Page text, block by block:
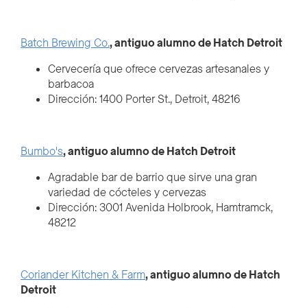
Batch Brewing Co., antiguo alumno de Hatch Detroit
Cervecería que ofrece cervezas artesanales y
barbacoa
Dirección: 1400 Porter St., Detroit, 48216
Bumbo's, antiguo alumno de Hatch Detroit
Agradable bar de barrio que sirve una gran
variedad de cócteles y cervezas
Dirección: 3001 Avenida Holbrook, Hamtramck,
48212
Coriander Kitchen & Farm, antiguo alumno de Hatch
Detroit